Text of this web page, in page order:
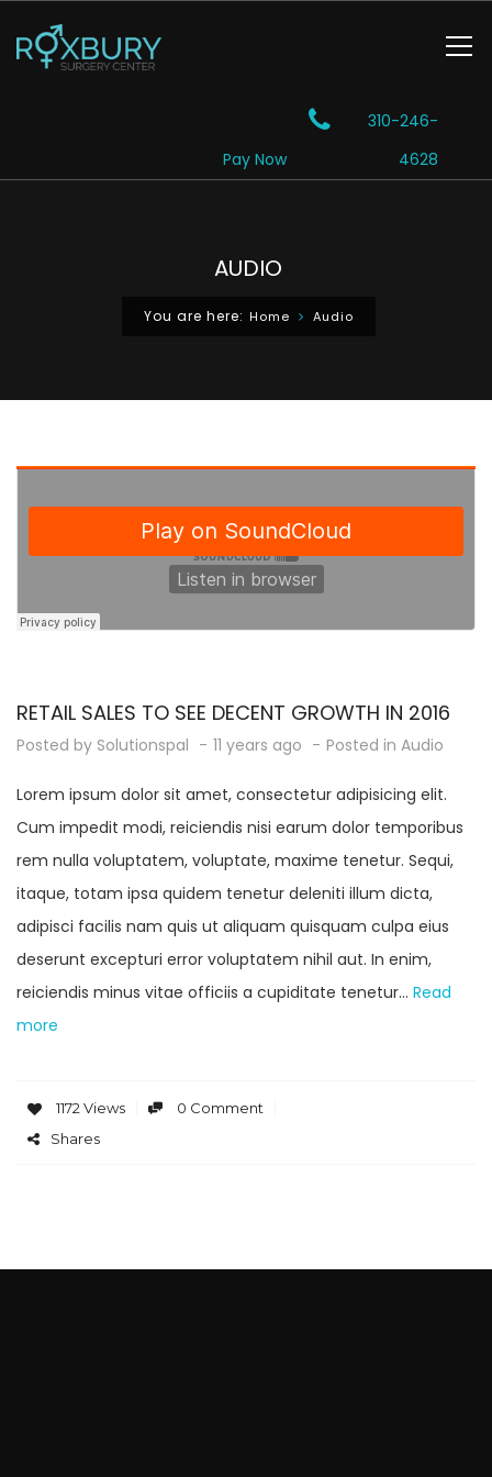
Pay Now
310-246-
4628
AUDIO
You are here: Home Audio
RETAIL SALES TO SEE DECENT GROWTH IN 2016
Posted by Solutionspal 11 years ago Posted in Audio
Lorem ipsum dolor sit amet, consectetur adipisicing elit.
Cum impedit modi, reiciendis nisi earum dolor temporibus
rem nulla voluptatem, voluptate, maxime tenetur. Sequi,
itaque, totam ipsa quidem tenetur deleniti illum dicta,
adipisci facilis nam quis ut aliquam quisquam culpa eius
deserunt excepturi error voluptatem nihil aut. In enim,
reiciendis minus vitae officiis a cupiditate tenetur… Read
more
1172 Views
0 Comment
Shares